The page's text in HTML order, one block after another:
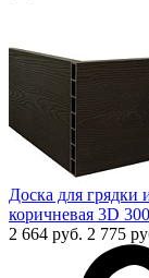
Доска для
коричневая 3D
2 664 руб. 2 775